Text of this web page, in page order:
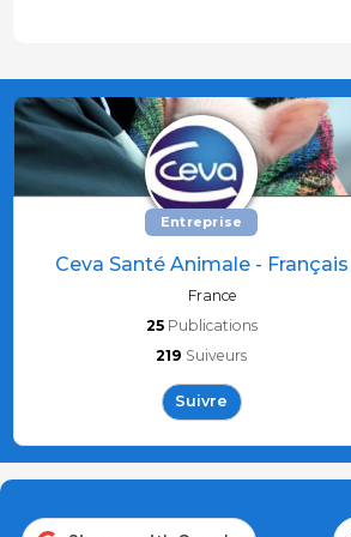
Entreprise
Ceva Santé Animale - Français
France
25 Publications
219 Suiveurs
Suivre